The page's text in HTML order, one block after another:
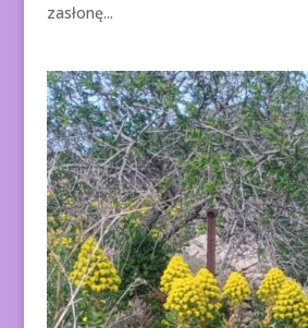
zasłonę...